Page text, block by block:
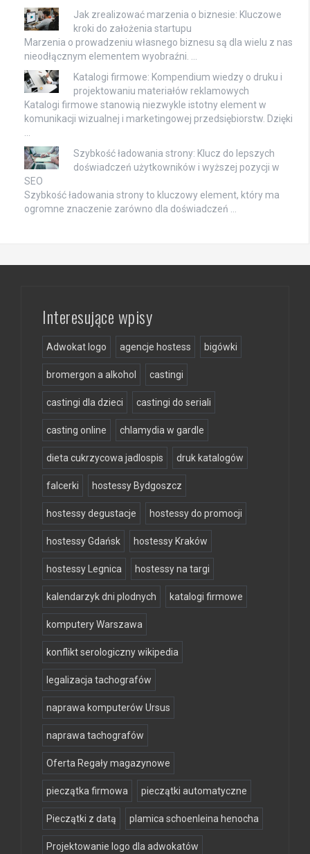
Jak zrealizować marzenia o biznesie: Kluczowe
kroki do założenia startupu
Marzenia o prowadzeniu własnego biznesu są dla wielu z nas
nieodłącznym elementem wyobraźni. …
Katalogi firmowe: Kompendium wiedzy o druku i
projektowaniu materiałów reklamowych
Katalogi firmowe stanowią niezwykle istotny element w
komunikacji wizualnej i marketingowej przedsiębiorstw. Dzięki
Szybkość ładowania strony: Klucz do lepszych
doświadczeń użytkowników i wyższej pozycji w
SEO
Szybkość ładowania strony to kluczowy element, który ma
ogromne znaczenie zarówno dla doświadczeń …
Interesujące wpisy
Adwokat logo agencje hostess bigówki
bromergon a alkohol castingi
castingi dla dzieci castingi do seriali
casting online chlamydia w gardle
dieta cukrzycowa jadlospis druk katalogów
falcerki hostessy Bydgoszcz
hostessy degustacje hostessy do promocji
hostessy Gdańsk hostessy Kraków
hostessy Legnica hostessy na targi
kalendarzyk dni plodnych katalogi firmowe
komputery Warszawa
konflikt serologiczny wikipedia
legalizacja tachografów
naprawa komputerów Ursus
naprawa tachografów
Oferta Regały magazynowe
pieczątka firmowa pieczątki automatyczne
Pieczątki z datą plamica schoenleina henocha
Projektowanie logo dla adwokatów